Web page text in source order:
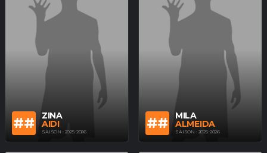
## ZINA
AIDI
SAISON : 2025-2026
## MILA
ALMEIDA
SAISON : 2025-2026